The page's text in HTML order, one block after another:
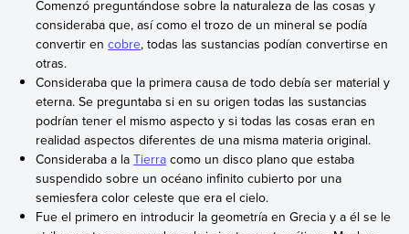
Comenzó preguntándose sobre la naturaleza de las cosas y
consideraba que, así como el trozo de un mineral se podía
convertir encobre, todas las sustancias podían convertirse en
otras.
Consideraba que la primera causa de todo debía ser material y
eterna. Se preguntaba si en su origen todas las sustancias
podrían tener el mismo aspecto y si todas las cosas eran en
realidad aspectos diferentes de una misma materia original.
Consideraba a laTierra como un disco plano que estaba
suspendido sobre un océano infinito cubierto por una
semiesfera color celeste que era el cielo.
Fue el primero en introducir la geometría en Grecia y a él se le